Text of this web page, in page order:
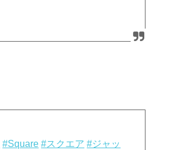
#Square #スクエア #ジャッ